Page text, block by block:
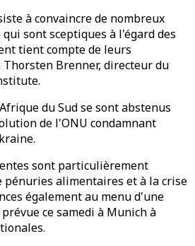
à convaincre de nombreux
sont sceptiques à l'égard des
tient compte de leurs
Brenner, directeur du
du Sud se sont abstenus
de l'ONU condamnant
sont particulièrement
pénuries alimentaires et à la crise
également au menu d'une
ce samedi à Munich à